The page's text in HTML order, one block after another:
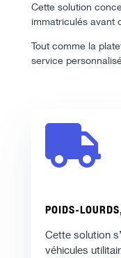
Cette solution
immatriculés avant
Tout comme la
service

POIDS-
Cette solution
véhicules